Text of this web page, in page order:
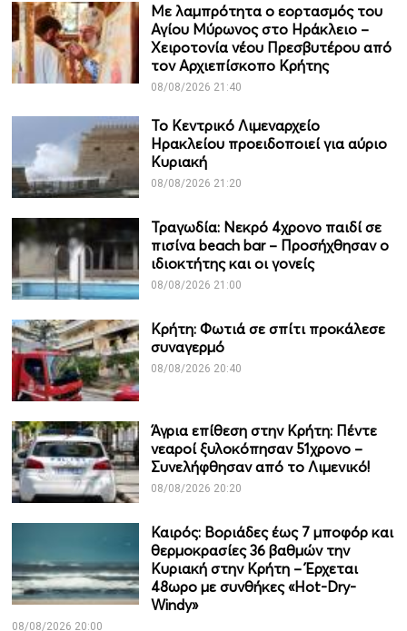
Με λαμπρότητα ο εορτασμός του
Αγίου Μύρωνος στο Ηράκλειο –
Χειροτονία νέου Πρεσβυτέρου από
τον Αρχιεπίσκοπο Κρήτης
08/08/2026 21:40
Το Κεντρικό Λιμεναρχείο
Ηρακλείου προειδοποιεί για αύριο
Κυριακή
08/08/2026 21:20
Τραγωδία: Νεκρό 4χρονο παιδί σε
πισίνα beach bar – Προσήχθησαν ο
ιδιοκτήτης και οι γονείς
08/08/2026 21:00
Κρήτη: Φωτιά σε σπίτι προκάλεσε
συναγερμό
08/08/2026 20:40
Άγρια επίθεση στην Κρήτη: Πέντε
νεαροί ξυλοκόπησαν 51χρονο –
Συνελήφθησαν από το Λιμενικό!
08/08/2026 20:20
Καιρός: Βοριάδες έως 7 μποφόρ και
θερμοκρασίες 36 βαθμών την
Κυριακή στην Κρήτη – Έρχεται
48ωρο με συνθήκες «Hot-Dry-
Windy»
08/08/2026 20:00